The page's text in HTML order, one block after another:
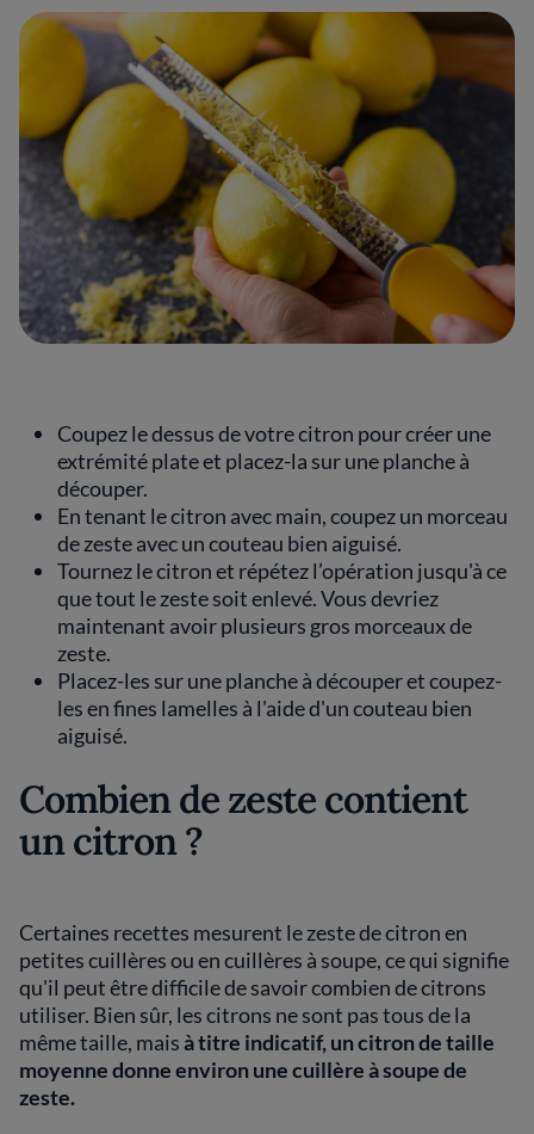
Coupez le dessus de votre citron pour créer une
extrémité plate et placez-la sur une planche à
découper.
En tenant le citron avec main, coupez un morceau
de zeste avec un couteau bien aiguisé.
Tournez le citron et répétez l’opération jusqu'à ce
que tout le zeste soit enlevé. Vous devriez
maintenant avoir plusieurs gros morceaux de
zeste.
Placez-les sur une planche à découper et coupez-
les en fines lamelles à l'aide d'un couteau bien
aiguisé.
Combien de zeste contient
un citron ?
Certaines recettes mesurent le zeste de citron en
petites cuillères ou en cuillères à soupe, ce qui signifie
qu'il peut être difficile de savoir combien de citrons
utiliser. Bien sûr, les citrons ne sont pas tous de la
même taille, maisà titre indicatif, un citron de taille
moyenne donne environ une cuillère à soupe de
zeste.